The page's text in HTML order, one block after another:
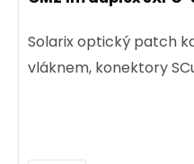
Solarix optický patch
vláknem, konektory